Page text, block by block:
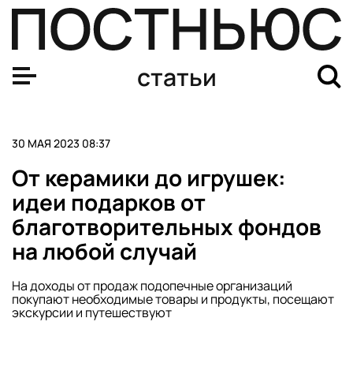
статьи
30 МАЯ 2023 08:37
От керамики до игрушек:
идеи подарков от
благотворительных фондов
на любой случай
На доходы от продаж подопечные организаций
покупают необходимые товары и продукты, посещают
экскурсии и путешествуют
Большая библиотека и книжные челленджи: как